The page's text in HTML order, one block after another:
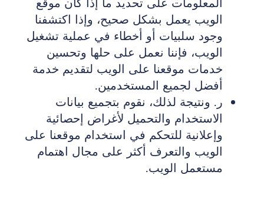
الويب يعمل بشكل صحيح، وإذا اكتشفنا
وجود سلبيات أو أخطاء في عملية تشغيل
الويب، فإننا نعمل على حلها وتحسين
خدمات موقعنا على الويب لتقديم خدمة
أفضل لجميع المستخدمين.
ر‌. ونتيجة لذلك، نقوم بتجميع بيانات
الاستخدام والتحميل لأغراض إحصائية
وإعلانية للتحكم في استخدام موقعنا على
الويب والتعرف أكثر على مجال اهتمام
مستعمل الويب.